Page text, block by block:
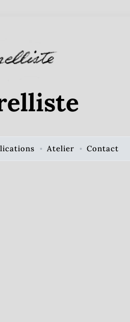
Atelier Contact